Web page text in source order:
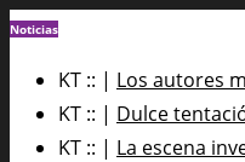
Noticias
KT :: | Los autores
KT :: | Dulce
KT :: | La escena